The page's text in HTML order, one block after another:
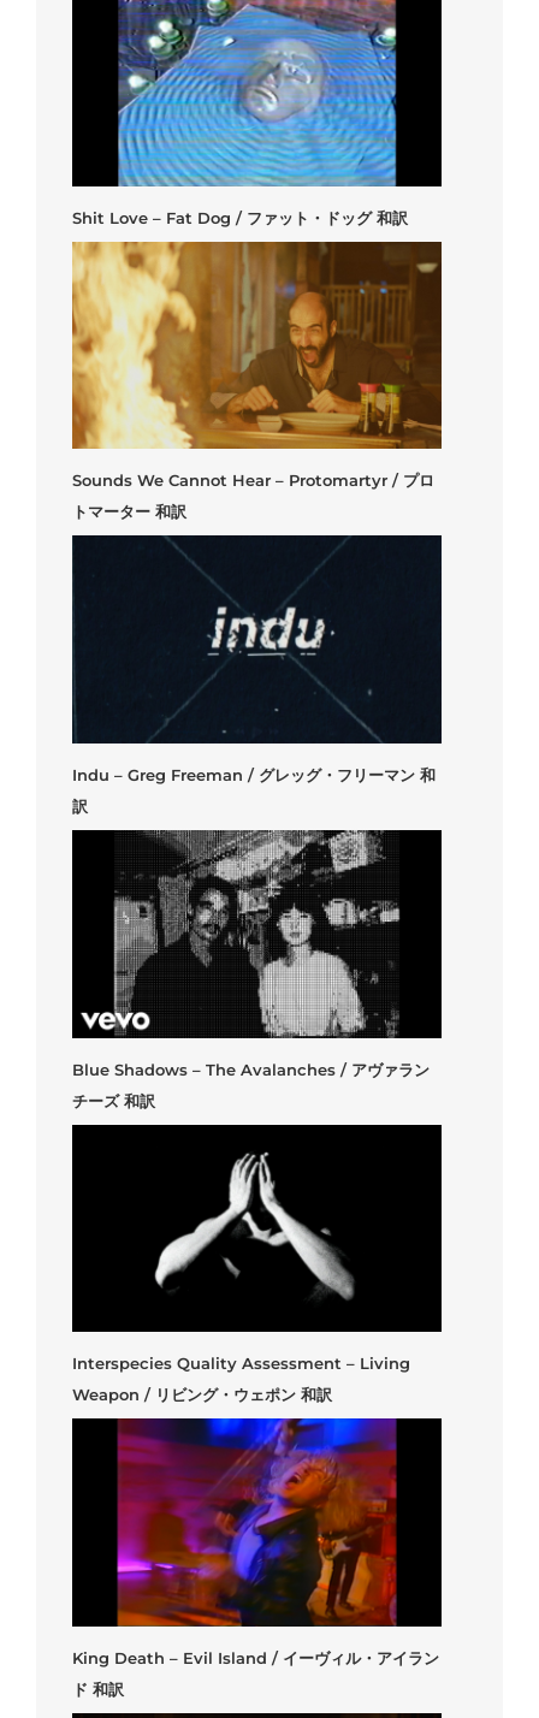
Shit Love – Fat Dog / ファット・ドッグ 和訳
Sounds We Cannot Hear – Protomartyr / プロ
トマーター 和訳
Indu – Greg Freeman / グレッグ・フリーマン 和
訳
Blue Shadows – The Avalanches / アヴァラン
チーズ 和訳
Interspecies Quality Assessment – Living
Weapon / リビング・ウェポン 和訳
King Death – Evil Island / イーヴィル・アイラン
ド 和訳